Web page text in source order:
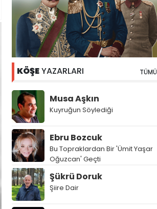
KÖŞEYAZARLARI TÜMÜ
Musa Aşkın
Kuyruğun Söylediği
Ebru Bozcuk
Bu Topraklardan Bir 'Ümit Yaşar
Oğuzcan' Geçti
Şükrü Doruk
Şiire Dair